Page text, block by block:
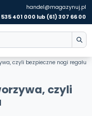
handel@magazynuj.pl
535 401 000 lub (61) 307 66 00
czyli bezpieczne nogi regału
czyli